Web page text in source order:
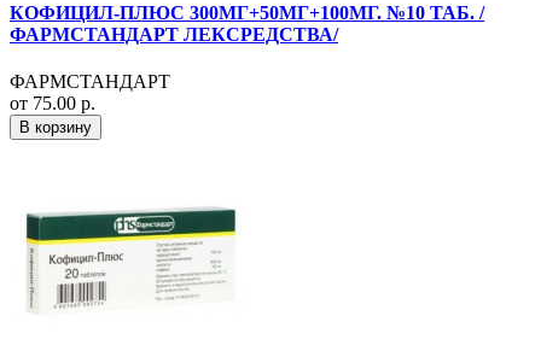
КОФИЦИЛ-ПЛЮС 300МГ+50МГ+100МГ. №10 ТАБ. /
ФАРМСТАНДАРТ ЛЕКСРЕДСТВА/
ФАРМСТАНДАРТ
от 75.00 р.
В корзину